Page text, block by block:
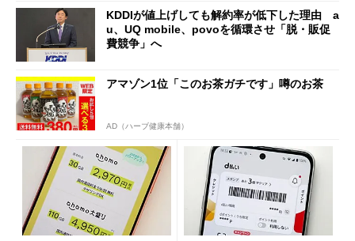
KDDIが値上げしても解約率が低下した理由 a
u、UQ mobile、povoを循環させ「脱・販促
費競争」へ
アマゾン1位「このお茶ガチです」噂のお茶
AD（ハーブ健康本舗）